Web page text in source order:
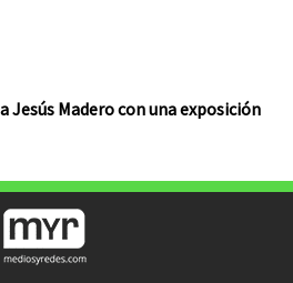
Jesús Madero con una exposición